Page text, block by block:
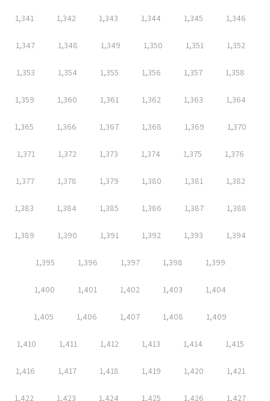
1,341 1,342 1,343 1,344 1,345 1,346
1,347 1,348 1,349 1,350 1,351 1,352
1,353 1,354 1,355 1,356 1,357 1,358
1,359 1,360 1,361 1,362 1,363 1,364
1,365 1,366 1,367 1,368 1,369 1,370
1,371 1,372 1,373 1,374 1,375 1,376
1,377 1,378 1,379 1,380 1,381 1,382
1,383 1,384 1,385 1,386 1,387 1,388
1,389 1,390 1,391 1,392 1,393 1,394
1,395 1,396 1,397 1,398 1,399
1,400 1,401 1,402 1,403 1,404
1,405 1,406 1,407 1,408 1,409
1,410 1,411 1,412 1,413 1,414 1,415
1,416 1,417 1,418 1,419 1,420 1,421
1,422 1,423 1,424 1,425 1,426 1,427